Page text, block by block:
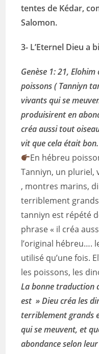
tentes de Kédar,
Salomon.
3- L’Eternel Dieu a
Genèse 1: 21,
poissons ( Tanniyn
vivants qui se
produisirent en
créa aussi tout
vit que cela était bon.
En hébreu
Tanniyn, un pluriel,
, montres marins,
terriblement
tanniyn est répété
phrase « il créa
l’original hébreu….
utilisé qu’une fois.
les poissons, les
La bonne traduction
est » Dieu créa les
terriblement grands
qui se meuvent, et
abondance selon